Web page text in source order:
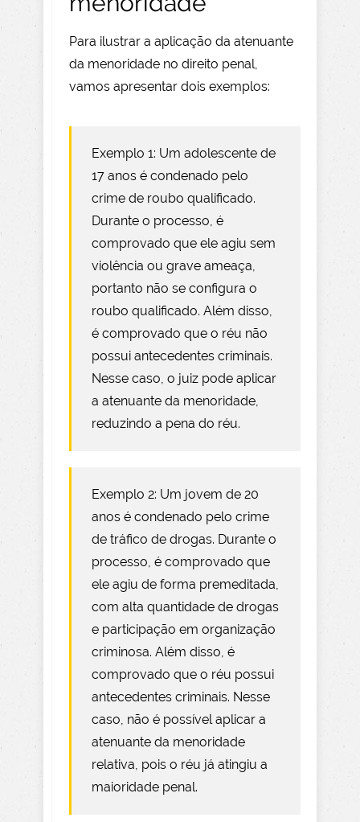
Para ilustrar a aplicação da atenuante
da menoridade no direito penal,
vamos apresentar dois exemplos:
Exemplo 1: Um adolescente de
17 anos é condenado pelo
crime de roubo qualificado.
Durante o processo, é
comprovado que ele agiu sem
violência ou grave ameaça,
portanto não se configura o
roubo qualificado. Além disso,
é comprovado que o réu não
possui antecedentes criminais.
Nesse caso, o juiz pode aplicar
a atenuante da menoridade,
reduzindo a pena do réu.
Exemplo 2: Um jovem de 20
anos é condenado pelo crime
de tráfico de drogas. Durante o
processo, é comprovado que
ele agiu de forma premeditada,
com alta quantidade de drogas
e participação em organização
criminosa. Além disso, é
comprovado que o réu possui
antecedentes criminais. Nesse
caso, não é possível aplicar a
atenuante da menoridade
relativa, pois o réu já atingiu a
maioridade penal.